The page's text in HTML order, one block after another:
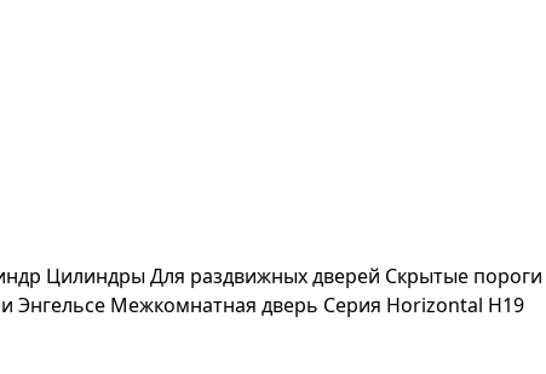
ЦилиндрыДля раздвижных дверей Скрытые пороги
Энгельсе Межкомнатная дверь Серия Horizontal H19